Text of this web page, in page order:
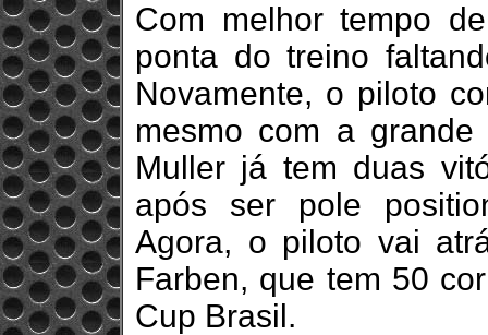
Com melhor tempo
ponta do treino
Novamente, o piloto
mesmo com a grande
Muller já tem duas
após ser pole
Agora, o piloto vai
Farben, que tem 50
Cup Brasil.